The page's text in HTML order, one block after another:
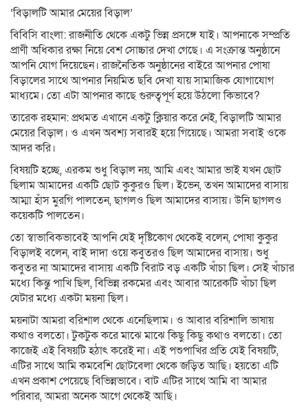
‘বিড়ালটি আমার মেয়ের বিড়াল’
বিবিসি বাংলা: রাজনীতি থেকে একটু ভিন্ন প্রসঙ্গে যাই। আপনাকে সম্প্রতি
প্রাণী অধিকার রক্ষা নিয়ে বেশ সোচ্চার দেখা গেছে। এ সংক্রান্ত অনুষ্ঠানে
আপনি যোগ দিয়েছেন। রাজনৈতিক অনুষ্ঠানের বাইরে আপনার পোষা
বিড়ালের সাথে আপনার নিয়মিত ছবি দেখা যায় সামাজিক যোগাযোগ
মাধ্যমে। তো এটা আপনার কাছে গুরুত্বপূর্ণ হয়ে উঠলো কিভাবে?
তারেক রহমান: প্রথমত এখানে একটু ক্লিয়ার করে নেই, বিড়ালটি আমার
মেয়ের বিড়াল। ও এখন অবশ্য সবারই হয়ে গিয়েছে। আমরা সবাই ওকে
আদর করি।
বিষয়টি হচ্ছে, এরকম শুধু বিড়াল নয়, আমি এবং আমার ভাই যখন ছোট
ছিলাম আমাদের একটি ছোট কুকুরও ছিল। ইভেন, তখন আমাদের বাসায়
আম্মা হাঁস মুরগি পালতেন, ছাগলও ছিল আমাদের বাসায়। উনি ছাগলও
কয়েকটি পালতেন।
তো স্বাভাবিকভাবেই আপনি যেই দৃষ্টিকোণ থেকেই বলেন, পোষা কুকুর
বিড়ালই বলেন, বাই দাদা ওয়ে কবুতরও ছিল আমাদের বাসায়। শুধু
কবুতর না আমাদের বাসায় একটি বিরাট বড় একটি খাঁচা ছিল। সেই খাঁচার
মধ্যে কিন্তু পাখি ছিল, বিভিন্ন রকমের এবং আবার আরেকটি খাঁচা ছিল
যেটার মধ্যে একটা ময়না ছিল।
ময়নাটা আমরা বরিশাল থেকে এনেছিলাম। ও আবার বরিশালি ভাষায়
কথাও বলতো। টুকটুক করে মাঝে মাঝে কিছু কিছু কথাও বলতো। তো
কাজেই এই বিষয়টি হঠাৎ করেই না। এই পশুপাখির প্রতি যেই বিষয়টি,
এটির সাথে আমি কমবেশি ছোটবেলা থেকে জড়িত আছি। হয়তো এটি
এখন প্রকাশ পেয়েছে বিভিন্নভাবে। বাট এটির সাথে আমি বা আমার
পরিবার, আমরা অনেক আগে থেকেই আছি।